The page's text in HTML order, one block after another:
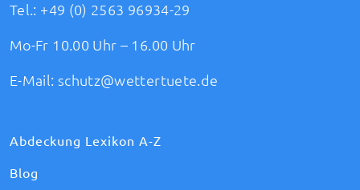
Tel.: +49 (0) 2563 96934-29
Mo-Fr 10.00 Uhr – 16.00 Uhr
E-Mail: schutz@wettertuete.de
Abdeckung Lexikon A-Z
Blog